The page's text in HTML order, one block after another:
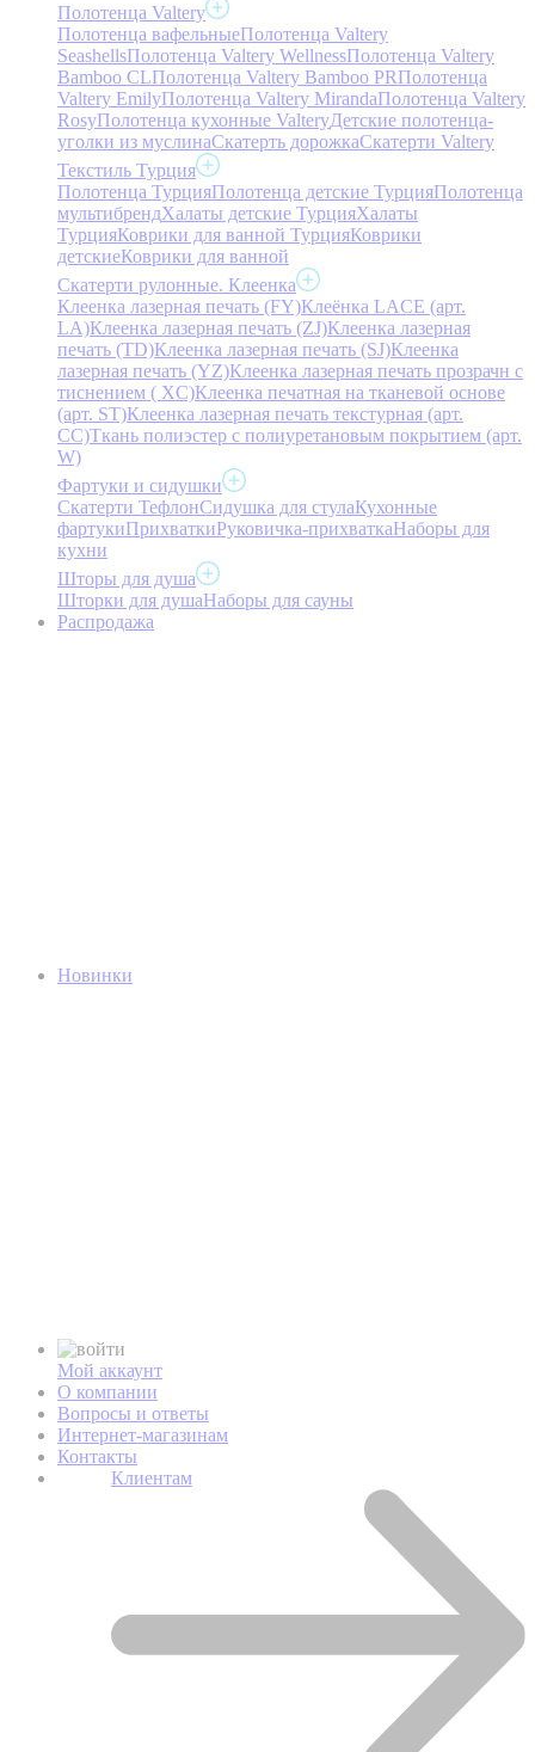
Полотенца Valtery
Полотенца вафельныеПолотенца Valtery
SeashellsПолотенца Valtery WellnessПолотенца Valtery
Bamboo CLПолотенца Valtery Bamboo PRПолотенца
Valtery EmilyПолотенца Valtery MirandaПолотенца Valtery
RosyПолотенца кухонные ValteryДетские полотенца-
уголки из муслинаСкатерть дорожкаСкатерти Valtery
Текстиль Турция
Полотенца ТурцияПолотенца детские ТурцияПолотенца
мультибрендХалаты детские ТурцияХалаты
ТурцияКоврики для ванной ТурцияКоврики
детскиеКоврики для ванной
Скатерти рулонные. Клеенка
Клеенка лазерная печать (FY)Клеёнка LACE (арт.
LA)Клеенка лазерная печать (ZJ)Клеенка лазерная
печать (TD)Клеенка лазерная печать (SJ)Клеенка
лазерная печать (YZ)Клеенка лазерная печать прозрачн с
тиснением ( XC)Клеенка печатная на тканевой основе
(арт. ST)Клеенка лазерная печать текстурная (арт.
CC)Ткань полиэстер с полиуретановым покрытием (арт.
W)
Фартуки и сидушки
Скатерти ТефлонСидушка для стулаКухонные
фартукиПрихваткиРуковичка-прихваткаНаборы для
кухни
Шторы для душа
Шторки для душаНаборы для сауны
Распродажа
Новинки
Мой аккаунт
О компании
Вопросы и ответы
Интернет-магазинам
Контакты
Клиентам